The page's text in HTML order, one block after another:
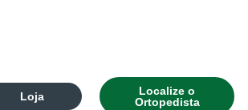
Loja
Localize o
Ortopedista